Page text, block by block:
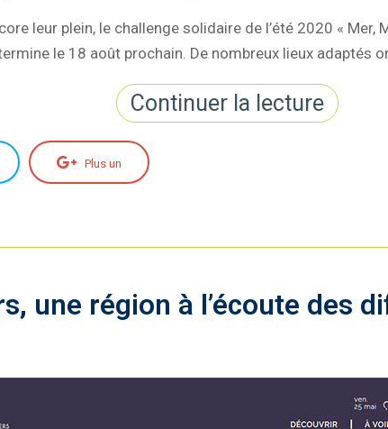
leur plein, le challenge solidaire de l’été 2020 « Mer,
le 18 août prochain. De nombreux lieux adaptés
Continuer la lecture
Plus un
une région à l’écoute des